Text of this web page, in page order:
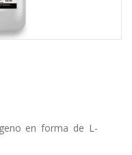
en forma de L-